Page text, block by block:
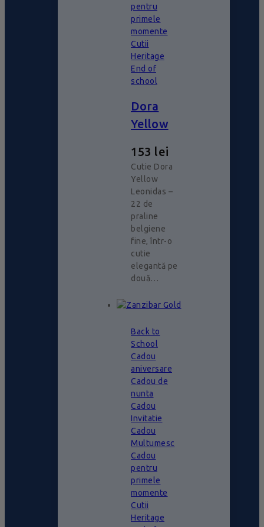
pentru
primele
momente
Cutii
Heritage
End of
school
Dora
Yellow
153 lei
Cutie Dora
Yellow
Leonidas –
22 de
praline
belgiene
fine, într-o
cutie
elegantă pe
două…
Back to
School
Cadou
aniversare
Cadou de
nunta
Cadou
Invitatie
Cadou
Multumesc
Cadou
pentru
primele
momente
Cutii
Heritage